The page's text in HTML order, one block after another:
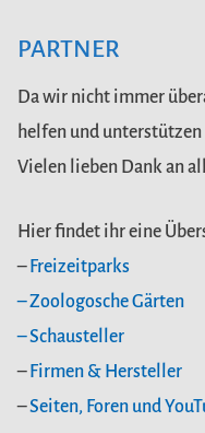
PARTNER
Da wir nicht immer
helfen und
Vielen lieben Dank an
Hier findet ihr eine
–Freizeitparks
– Zoologosche Gärten
– Schausteller
–Firmen & Hersteller
–Seiten, Foren und